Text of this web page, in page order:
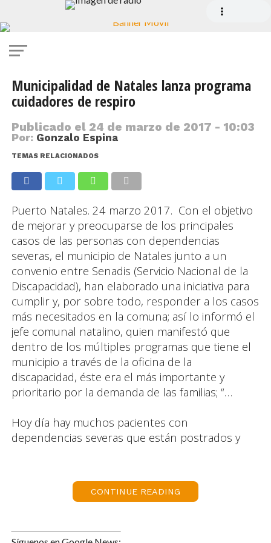
Municipalidad de Natales lanza programa
cuidadores de respiro
Publicado el 24 de marzo de 2017 - 10:03
Por: Gonzalo Espina
TEMAS RELACIONADOS
Puerto Natales. 24 marzo 2017. Con el objetivo
de mejorar y preocuparse de los principales
casos de las personas con dependencias
severas, el municipio de Natales junto a un
convenio entre Senadis (Servicio Nacional de la
Discapacidad), han elaborado una iniciativa para
cumplir y, por sobre todo, responder a los casos
más necesitados en la comuna; así lo informó el
jefe comunal natalino, quien manifestó que
dentro de los múltiples programas que tiene el
municipio a través de la oficina de la
discapacidad, éste era el más importante y
prioritario por la demanda de las familias; “…
Hoy día hay muchos pacientes con
dependencias severas que están postrados y
y creo que detectando esa necesidad nos dimos
cuenta que teníamos que generar un programa
seleccionadas a través de nuestra oficina de la
CONTINUE READING